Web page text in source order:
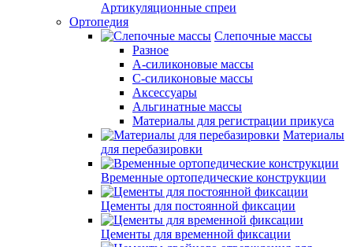
Артикуляционные спреи
Ортопедия
Слепочные массы
Разное
А-силиконовые массы
С-силиконовые массы
Аксессуары
Альгинатные массы
Материалы для регистрации прикуса
Материалы
для перебазировки
Временные ортопедические конструкции
Цементы для постоянной фиксации
Цементы для временной фиксации